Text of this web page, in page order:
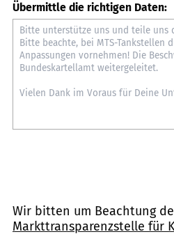
Übermittle die richtigen Daten:
Wir bitten um Beachtung
Markttransparenzstelle für